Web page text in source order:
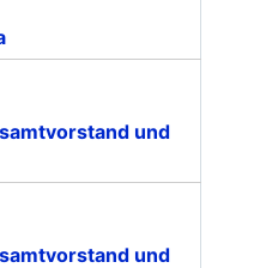
und
und